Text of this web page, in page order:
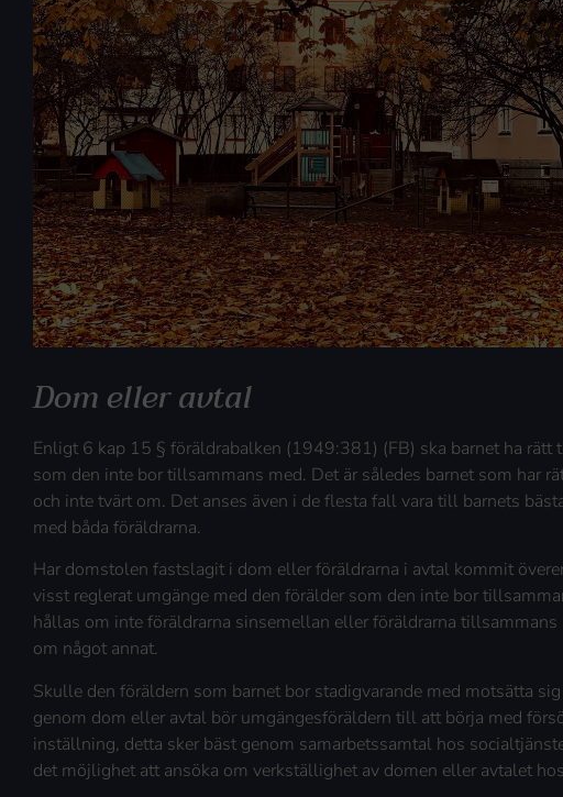
Dom eller avtal
Enligt 6 kap 15 § föräldrabalken (1949:381) (FB) ska barnet ha rätt
som den inte bor tillsammans med. Det är således barnet som har
och inte tvärt om. Det anses även i de flesta fall vara till barnets
med båda föräldrarna.
Har domstolen fastslagit i dom eller föräldrarna i avtal kommit
visst reglerat umgänge med den förälder som den inte bor
hållas om inte föräldrarna sinsemellan eller föräldrarna tillsammans
om något annat.
Skulle den föräldern som barnet bor stadigvarande med motsätta
genom dom eller avtal bör umgängesföräldern till att börja med
inställning, detta sker bäst genom samarbetssamtal hos
det möjlighet att ansöka om verkställighet av domen eller avtalet